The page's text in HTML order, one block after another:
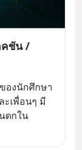
คชัน /
ของนักศึกษา
เพื่อนๆ มี
ตกใน